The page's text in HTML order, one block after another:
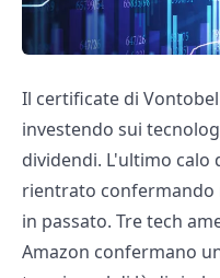
Il certificate di
investendo sui
dividendi. L'ultimo calo
rientrato
in passato. Tre tech
Amazon confermano